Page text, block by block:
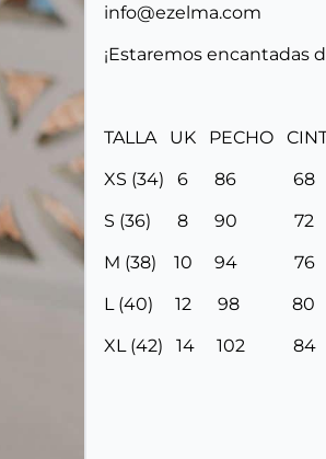
info@ezelma.com
¡Estaremos encantadas
TALLA UK PECHO
XS (34) 6 86
S (36) 8 90
M (38) 10 94
L (40) 12 98
XL (42) 14 102